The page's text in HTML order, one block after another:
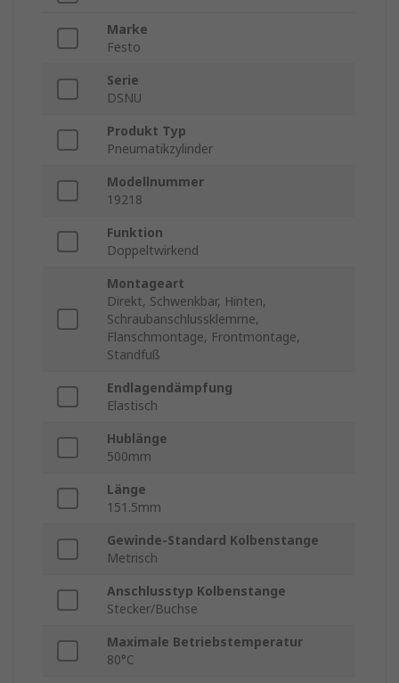
Marke
Festo
Serie
DSNU
Produkt Typ
Pneumatikzylinder
Modellnummer
19218
Funktion
Doppeltwirkend
Montageart
Direkt, Schwenkbar, Hinten,
Schraubanschlussklemme,
Flanschmontage, Frontmontage,
Standfuß
Endlagendämpfung
Elastisch
Hublänge
500mm
Länge
151.5mm
Gewinde-Standard Kolbenstange
Metrisch
Anschlusstyp Kolbenstange
Stecker/Buchse
Maximale Betriebstemperatur
80°C